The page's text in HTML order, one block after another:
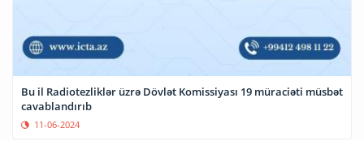
Bu il Radiotezliklər üzrə Dövlət Komissiyası 19 müraciəti müsbət
cavablandırıb
11-06-2024